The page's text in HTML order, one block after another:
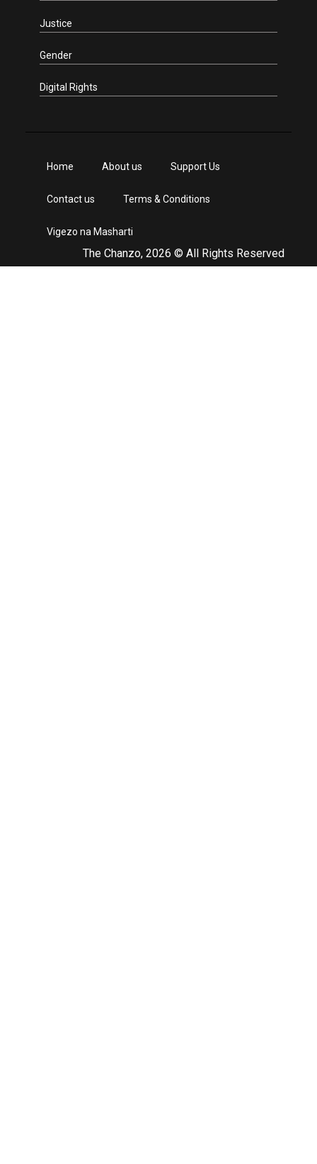
Justice
Gender
Digital Rights
The Chanzo, 2026 © All Rights Reserved
Home About us Support Us
Contact us Terms & Conditions
Vigezo na Masharti